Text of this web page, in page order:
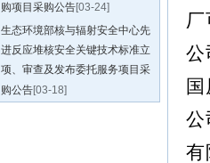
公
公
有
购项目采购公告[03-24]
生态环境部核与辐射安全中心先
进反应堆核安全关键技术标准立
项、审查及发布委托服务项目采
购公告[03-18]